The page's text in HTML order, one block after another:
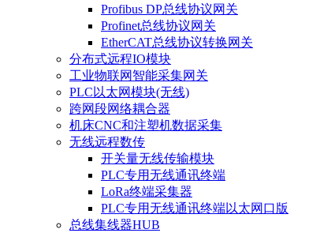
Profibus DP总线协议网关
Profinet总线协议网关
EtherCAT总线协议转换网关
分布式远程IO模块
工业物联网智能采集网关
PLC以太网模块(无线)
跨网段网络耦合器
机床CNC和注塑机数据采集
无线远程数传
开关量无线传输模块
PLC专用无线通讯终端
LoRa终端采集器
PLC专用无线通讯终端以太网口版
总线集线器HUB